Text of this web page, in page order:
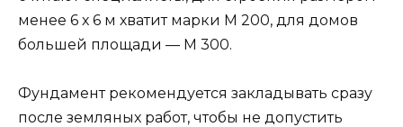
менее 6 х 6 м хватит марки М 200, для домов
большей площади — М 300.
Фундамент рекомендуется закладывать сразу
после земляных работ, чтобы не допустить